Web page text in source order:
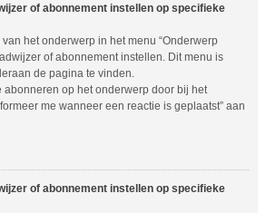
of abonnement instellen op specifieke
het onderwerp in het menu “Onderwerp
of abonnement instellen. Dit menu is
de pagina te vinden.
abonneren op het onderwerp door bij het
me wanneer een reactie is geplaatst” aan
of abonnement instellen op specifieke